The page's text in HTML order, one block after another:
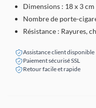
Dimensions : 18 x 3 cm
Nombre de porte-
Résistance : Rayures,
Assistance client disponible
Paiement sécurisé SSL
Retour facile et rapide